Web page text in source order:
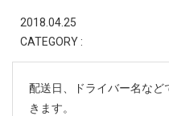
2018.04.25
CATEGORY :
配送日、ドライバー名な
きます。